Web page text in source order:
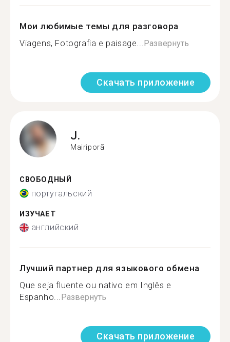
Мои любимые темы для разговора
Viagens, Fotografia e paisage...Развернуть
Скачать приложение
J.
Mairiporã
СВОБОДНЫЙ
португальский
ИЗУЧАЕТ
английский
Лучший партнер для языкового обмена
Que seja fluente ou nativo em Inglês e
Espanho...Развернуть
Скачать приложение